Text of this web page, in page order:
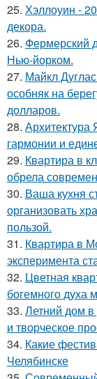
25. Хэллоуин -
декора.
26. Фермерский
Нью-йорком.
27. Майкл
особняк на
долларов.
28. Архитектура
гармонии и
29. Квартира в
обрела
30. Ваша кухня
организовать
пользой.
31. Квартира в
эксперимента
32. Цветная
богемного духа
33. Летний дом
и творческое
34. Какие
Челябинске